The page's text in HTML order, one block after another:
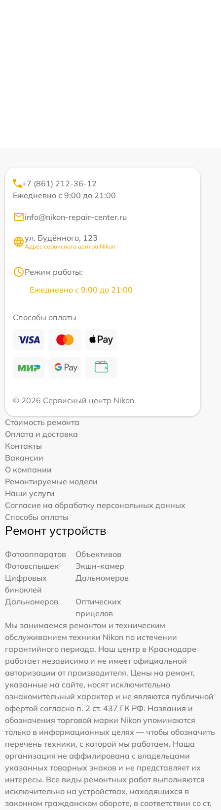
+7 (861) 212-36-12
Ежедневно с 9:00 до 21:00
info@nikon-repair-center.ru
ул. Будённого, 123
Адрес сервисного центра Nikon
Режим работы:
Ежедневно с 9:00 до 21:00
Способы оплаты
© 2026 Сервисный центр Nikon
Стоимость ремонта
Оплата и доставка
Контакты
Вакансии
О компании
Ремонтируемые модели
Наши услуги
Согласие на обработку персональных данных
Способы оплаты
Ремонт устройств
Фотоаппаратов
Объективов
Фотовспышек
Экшн-камер
Цифровых
биноклей
Дальномеров
Дальномеров
Оптических
прицелов
Мы занимаемся ремонтом и техническим
обслуживанием техники Nikon по истечении
гарантийного периода. Наш центр в Краснодаре
работает независимо и не имеет официальной
авторизации от производителя. Цены на ремонт,
указанные на сайте, носят исключительно
ознакомительный характер и не являются публичной
офертой согласно п. 2 ст. 437 ГК РФ. Названия и
обозначения торговой марки Nikon упоминаются
только в информационных целях — чтобы обозначить
перечень техники, с которой мы работаем. Наша
организация не аффилирована с владельцами
указанных товарных знаков и не представляет их
интересы. Все виды ремонтных работ выполняются
исключительно на устройствах, находящихся в
законном гражданском обороте, в соответствии со ст.